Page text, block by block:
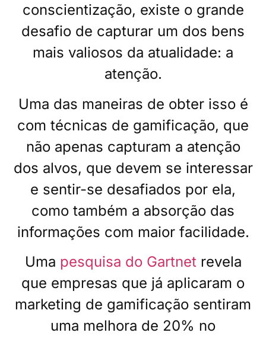
conscientização, existe o grande
desafio de capturar um dos bens
mais valiosos da atualidade: a
atenção.
Uma das maneiras de obter isso é
com técnicas de gamificação, que
não apenas capturam a atenção
dos alvos, que devem se interessar
e sentir-se desafiados por ela,
como também a absorção das
informações com maior facilidade.
Uma pesquisa do Gartnetrevela
que empresas que já aplicaram o
marketing de gamificação sentiram
uma melhora de 20% no